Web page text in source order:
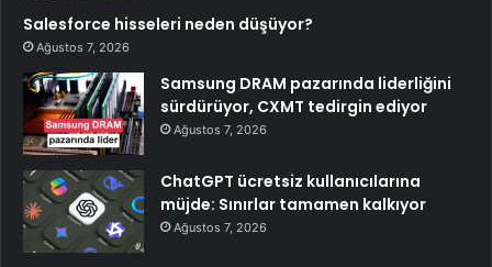
Salesforce hisseleri neden düşüyor?
Ağustos 7, 2026
Samsung DRAM pazarında liderliğini
sürdürüyor, CXMT tedirgin ediyor
Ağustos 7, 2026
ChatGPT ücretsiz kullanıcılarına
müjde: Sınırlar tamamen kalkıyor
Ağustos 7, 2026